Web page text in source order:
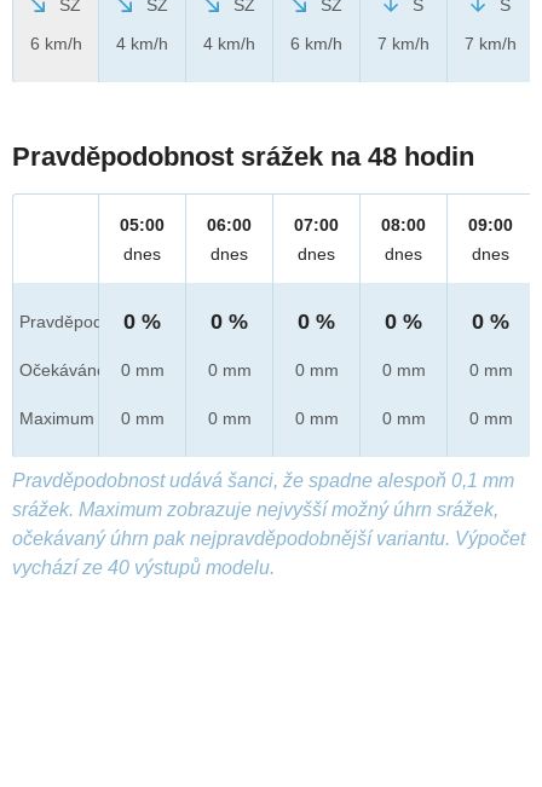
SZ
6 km/h
SZ
4 km/h
SZ
4 km/h
SZ
6 km/h
S
7 km/h
S
7 km/h
Pravděpodobnost srážek na 48 hodin
Pravděpod.
Očekáváno
Maximum
05:00
dnes
0 %
0 mm
0 mm
06:00
dnes
0 %
0 mm
0 mm
07:00
dnes
0 %
0 mm
0 mm
08:00
dnes
0 %
0 mm
0 mm
09:00
dnes
0 %
0 mm
0 mm
Pravděpodobnost udává šanci, že spadne alespoň 0,1 mm
srážek. Maximum zobrazuje nejvyšší možný úhrn srážek,
očekávaný úhrn pak nejpravděpodobnější variantu. Výpočet
vychází ze 40 výstupů modelu.